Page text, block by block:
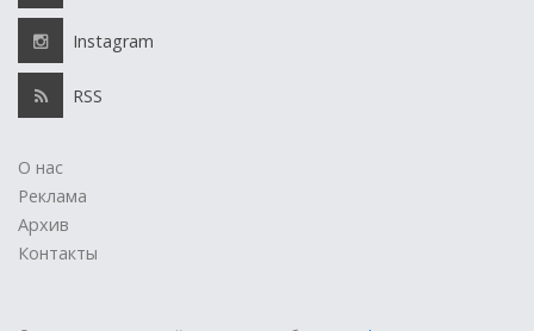
Instagram
RSS
О нас
Реклама
Архив
Контакты